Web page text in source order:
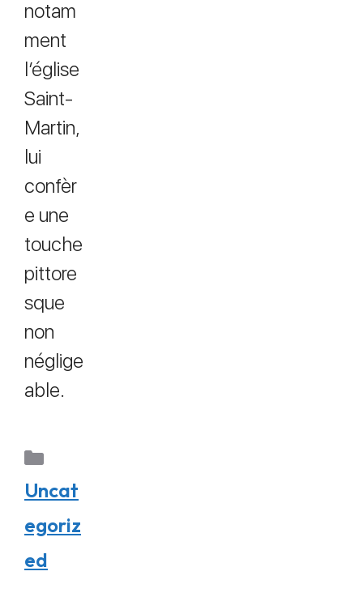
notam
ment
l’église
Saint-
Martin,
lui
confèr
e une
touche
pittore
sque
non
néglige
able.
Uncat
egoriz
ed